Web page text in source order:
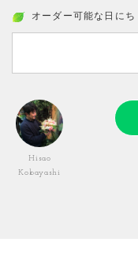
オーダー可能な日にち
Hisao
Kobayashi